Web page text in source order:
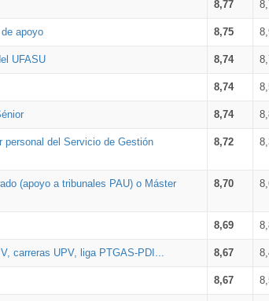
8,77
apoyo 8,75
UFASU 8,74
8,74
8,74
del Servicio de Gestión
8,72
(apoyo a tribunales PAU) o Máster
8,70
8,69
carreras UPV, liga PTGAS-PDI... 8,67
8,67